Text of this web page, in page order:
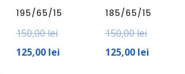
195/65/15
150,00lei
125,00 lei
185/65/15
150,00lei
125,00 lei